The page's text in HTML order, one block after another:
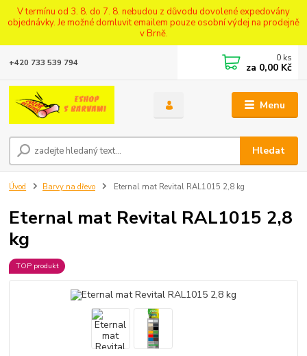
V termínu od 3. 8. do 7. 8. nebudou z důvodu dovolené expedovány
objednávky. Je možné domluvit emailem pouze osobní výdej na prodejně
v Brně.
Menu
Hledat
+420 733 539 794 0 ks
za 0,00 Kč
Úvod Barvy na dřevo Eternal mat Revital RAL1015 2,8 kg
Eternal mat Revital RAL1015 2,8
kg
TOP produkt